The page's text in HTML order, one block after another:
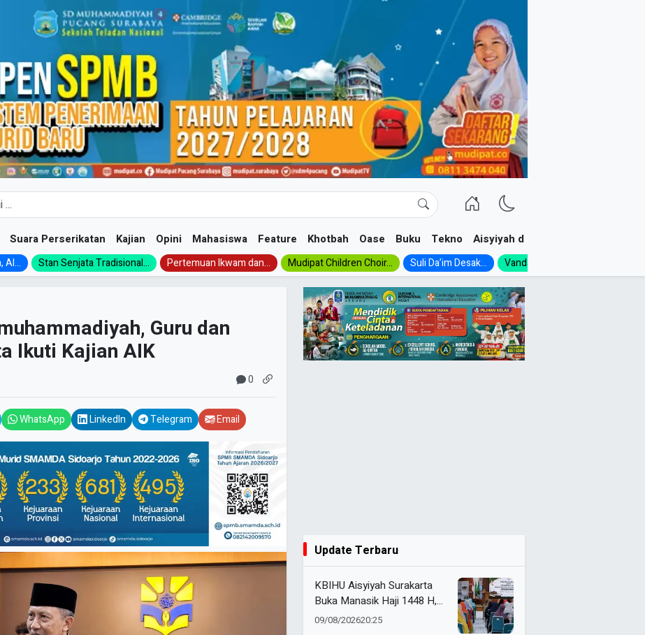
Suara Perserikatan Kajian Opini Mahasiswa Feature Khotbah Oase Buku Tekno Aisyiyah dan NA
Al... Stan Senjata Tradisional... Pertemuan Ikwam dan... Mudipat Children Choir... Suli Da’im Desak... Vanda, Siswa SMK...
Guru dan
Ikuti Kajian AIK
0
WhatsApp LinkedIn Telegram Email
Update Terbaru
KBIHU Aisyiyah Surakarta
Buka Manasik Haji 1448 H,
Diikuti 200 Calon Jemaah
09/08/202620:25